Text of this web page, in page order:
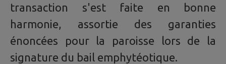
transaction s'est faite en bonne
harmonie, assortie des garanties
énoncées pour la paroisse lors de la
signature du bail emphytéotique.